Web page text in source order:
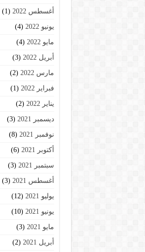
أغسطس 2022 (1)
يونيو 2022 (4)
مايو 2022 (4)
أبريل 2022 (3)
مارس 2022 (2)
فبراير 2022 (1)
يناير 2022 (2)
ديسمبر 2021 (3)
نوفمبر 2021 (8)
أكتوبر 2021 (6)
سبتمبر 2021 (3)
أغسطس 2021 (3)
يوليو 2021 (12)
يونيو 2021 (10)
مايو 2021 (3)
أبريل 2021 (2)